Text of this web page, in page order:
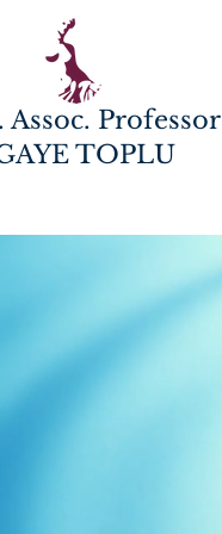
Assoc. Professor
TOPLU